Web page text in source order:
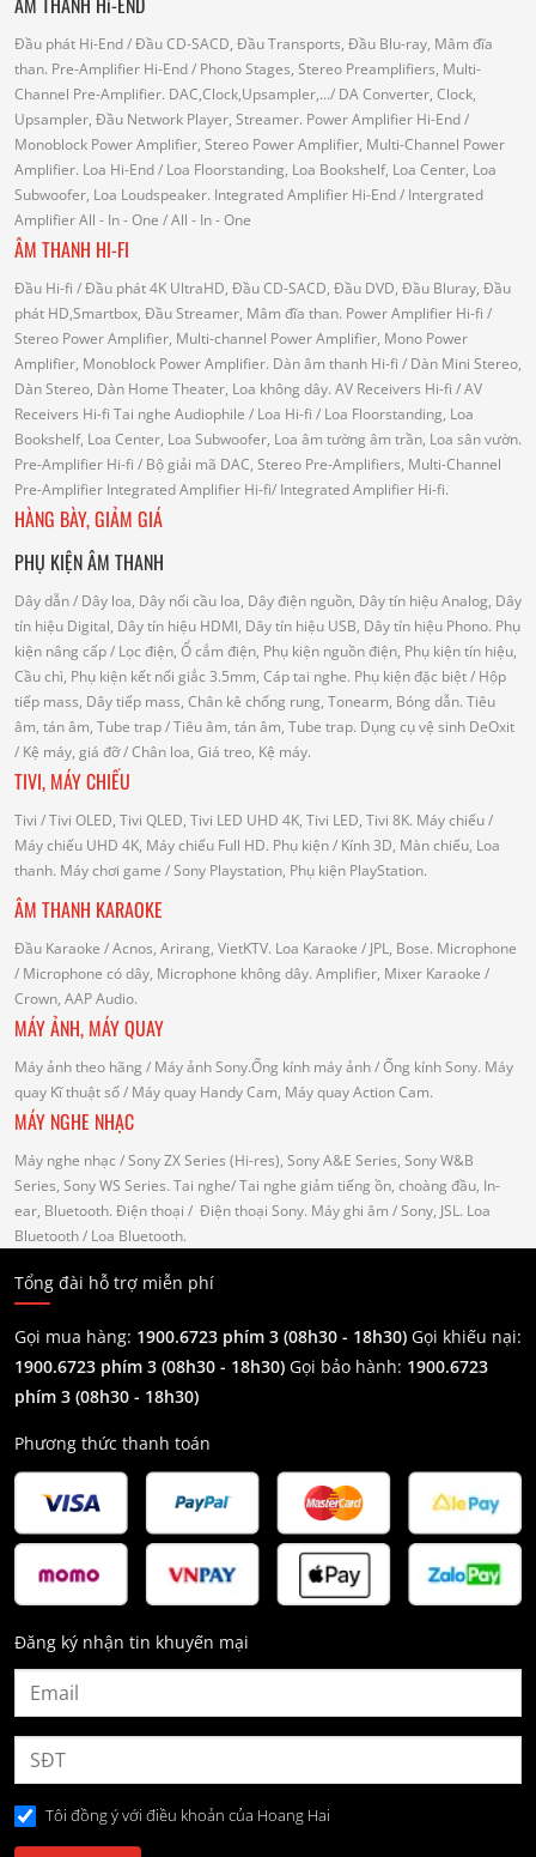
Đầu phát Hi-End/ Đầu CD-SACD, Đầu Transports, Đầu Blu-ray, Mâm đĩa
than. Pre-Amplifier Hi-End/ Phono Stages, Stereo Preamplifiers, Multi-
Channel Pre-Amplifier. DAC,Clock,Upsampler,.../ DA Converter, Clock,
Upsampler, Đầu Network Player, Streamer. Power Amplifier Hi-End/
Monoblock Power Amplifier, Stereo Power Amplifier, Multi-Channel Power
Amplifier. Loa Hi-End/ Loa Floorstanding, Loa Bookshelf, Loa Center, Loa
Subwoofer, Loa Loudspeaker. Integrated Amplifier Hi-End/ Intergrated
AmplifierAll - In - One / All - In - One
ÂM THANH HI-FI
Đầu Hi-fi / Đầu phát 4K UltraHD, Đầu CD-SACD, Đầu DVD, Đầu Bluray, Đầu
phát HD,Smartbox, Đầu Streamer, Mâm đĩa than. Power Amplifier Hi-fi /
Stereo Power Amplifier, Multi-channel Power Amplifier, Mono Power
Amplifier, Monoblock Power Amplifier. Dàn âm thanh Hi-fi / Dàn Mini Stereo,
Dàn Stereo, Dàn Home Theater, Loa không dây. AV Receivers Hi-fi / AV
Receivers Hi-fi Tai nghe Audiophile / Loa Hi-fi / Loa Floorstanding, Loa
Bookshelf, Loa Center, Loa Subwoofer, Loa âm tường âm trần, Loa sân vườn.
Pre-Amplifier Hi-fi / Bộ giải mã DAC, Stereo Pre-Amplifiers, Multi-Channel
Pre-Amplifier Integrated Amplifier Hi-fi/ Integrated Amplifier Hi-fi.
HÀNG BÀY, GIẢM GIÁ
PHỤ KIỆN ÂM THANH
Dây dẫn/ Dây loa, Dây nối cầu loa, Dây điện nguồn, Dây tín hiệu Analog, Dây
tín hiệu Digital, Dây tín hiệu HDMI, Dây tín hiệu USB, Dây tín hiệu Phono. Phụ
kiện nâng cấp/ Lọc điện, Ổ cắm điện, Phụ kiện nguồn điện, Phụ kiện tín hiệu,
Cầu chì, Phụ kiện kết nối giắc 3.5mm, Cáp tai nghe. Phụ kiện đặc biệt/ Hộp
tiếp mass, Dây tiếp mass, Chân kê chống rung, Tonearm, Bóng dẫn. Tiêu
âm, tán âm, Tube trap/ Tiêu âm, tán âm, Tube trap. Dụng cụ vệ sinh DeOxit
/ Kệ máy, giá đỡ/ Chân loa, Giá treo, Kệ máy.
TIVI, MÁY CHIẾU
Tivi / Tivi OLED, Tivi QLED, Tivi LED UHD 4K, Tivi LED, Tivi 8K. Máy chiếu/
Máy chiếu UHD 4K, Máy chiếu Full HD. Phụ kiện/ Kính 3D, Màn chiếu, Loa
thanh. Máy chơi game / Sony Playstation, Phụ kiện PlayStation.
ÂM THANH KARAOKE
Đầu Karaoke / Acnos, Arirang, VietKTV. Loa Karaoke / JPL, Bose. Microphone
/ Microphone có dây, Microphone không dây. Amplifier, Mixer Karaoke /
Crown, AAP Audio.
MÁY ẢNH, MÁY QUAY
Máy ảnh theo hãng / Máy ảnh Sony.Ống kính máy ảnh / Ống kính Sony. Máy
quay Kĩ thuật số/ Máy quay Handy Cam, Máy quay Action Cam.
MÁY NGHE NHẠC
Máy nghe nhạc / Sony ZX Series (Hi-res), Sony A&E Series, Sony W&B
Series, Sony WS Series. Tai nghe/ Tai nghe giảm tiếng ồn, choàng đầu, In-
ear, Bluetooth. Điện thoại / Điện thoại Sony. Máy ghi âm / Sony, JSL. Loa
Bluetooth/ Loa Bluetooth.
Tổng đài hỗ trợ miễn phí
Gọi mua hàng: 1900.6723 phím 3 (08h30 - 18h30) Gọi khiếu nại:
1900.6723 phím 3 (08h30 - 18h30) Gọi bảo hành: 1900.6723
phím 3 (08h30 - 18h30)
Phương thức thanh toán
Đăng ký nhận tin khuyến mại
Tôi đồng ý với điều khoản của Hoang Hai